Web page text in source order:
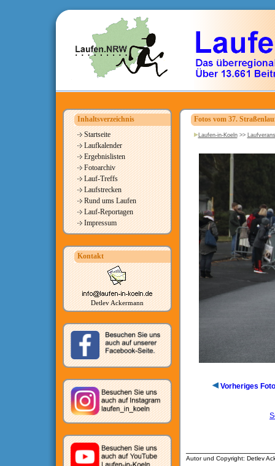
Inhaltsverzeichnis
Startseite
Laufkalender
Ergebnislisten
Fotoarchiv
Lauf-Treffs
Laufstrecken
Rund ums Laufen
Lauf-Reportagen
Impressum
Kontakt
Detlev Ackermann
Fotos vom 37.
Laufen-in-Koeln>>
Vorheriges Foto
Autor und Copyright: Detlev